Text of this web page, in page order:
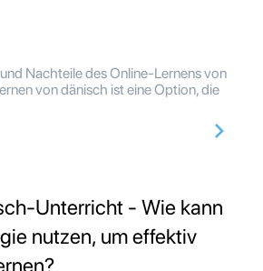
Nachteile des Online-Lernens von
von dänisch ist eine Option, die
Unterricht - Wie kann
nutzen, um effektiv